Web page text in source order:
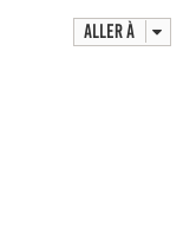
Aller à